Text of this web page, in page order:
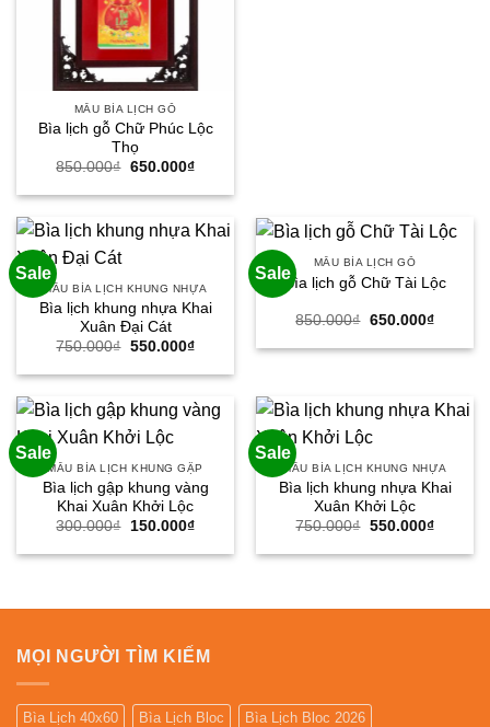
MẪU BÌA LỊCH GỖ
Bìa lịch gỗ Chữ Phúc Lộc
Thọ
850.000₫ Giá
là:
650.000₫Giá
tại
650.000₫.
Sale
MẪU BÌA LỊCH KHUNG NHỰA
Bìa lịch khung nhựa Khai
Xuân Đại Cát
750.000₫ Giá
là:
550.000₫Giá
tại
550.000₫.
Sale
MẪU BÌA LỊCH GỖ
Bìa lịch gỗ Chữ Tài Lộc
850.000₫ Giá
là:
650.000₫Giá
tại
Sale
MẪU BÌA LỊCH KHUNG GẬP
Bìa lịch gập khung vàng
Khai Xuân Khởi Lộc
300.000₫
Giá
là:
150.000₫Giá
tại
Sale
MẪU BÌA LỊCH KHUNG NHỰA
Bìa lịch khung nhựa Khai
Xuân Khởi Lộc
750.000₫ Giá
là:
550.000₫Giá
tại
MỌI NGƯỜI TÌM KIẾM
Bìa Lịch 40x60 Bìa Lịch Bloc Bìa Lịch Bloc 2026